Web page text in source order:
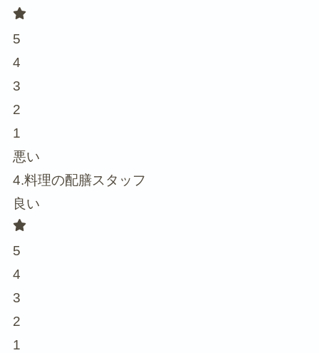
5
4
3
2
1
悪い
4.料理の配膳スタッフ
良い
5
4
3
2
1